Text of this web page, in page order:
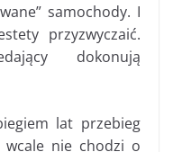
samochody. I
przyzwyczaić.
dokonują
lat przebieg
wcale nie chodzi o